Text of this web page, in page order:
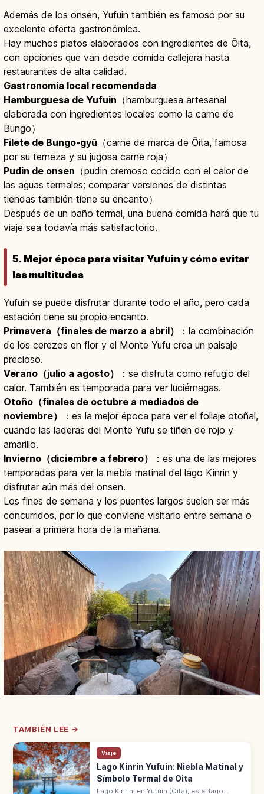
Además de los onsen, Yufuin también es famoso por su
excelente oferta gastronómica.
Hay muchos platos elaborados con ingredientes de Ōita,
con opciones que van desde comida callejera hasta
restaurantes de alta calidad.
Gastronomía local recomendada
Hamburguesa de Yufuin （hamburguesa artesanal
elaborada con ingredientes locales como la carne de
Bungo）
Filete de Bungo-gyū （carne de marca de Ōita, famosa
por su terneza y su jugosa carne roja）
Pudin de onsen （pudin cremoso cocido con el calor de
las aguas termales; comparar versiones de distintas
tiendas también tiene su encanto）
Después de un baño termal, una buena comida hará que tu
viaje sea todavía más satisfactorio.
5. Mejor época para visitar Yufuin y cómo evitar
las multitudes
Yufuin se puede disfrutar durante todo el año, pero cada
estación tiene su propio encanto.
Primavera（finales de marzo a abril）
：la combinación
de los cerezos en flor y el Monte Yufu crea un paisaje
precioso.
Verano（julio a agosto）
：se disfruta como refugio del
calor. También es temporada para ver luciérnagas.
Otoño（finales de octubre a mediados de
noviembre）
：es la mejor época para ver el follaje otoñal,
cuando las laderas del Monte Yufu se tiñen de rojo y
amarillo.
Invierno（diciembre a febrero）
：es una de las mejores
temporadas para ver la niebla matinal del lago Kinrin y
disfrutar aún más del onsen.
Los fines de semana y los puentes largos suelen ser más
concurridos, por lo que conviene visitarlo entre semana o
pasear a primera hora de la mañana.
TAMBIÉN LEE →
Viaje
Lago Kinrin Yufuin: Niebla Matinal y
Símbolo Termal de Oita
Lago Kinrin, en Yufuin (Oita), es el lago